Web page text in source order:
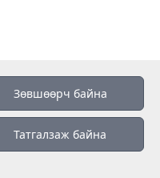
Зөвшөөрч байна
Татгалзаж байна